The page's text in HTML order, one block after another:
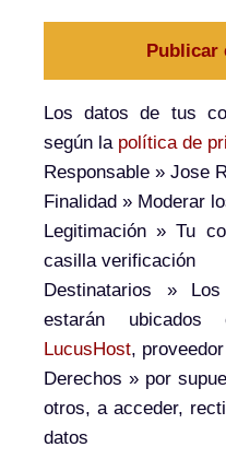
Los datos de tus
según la política de
Responsable » Jose
Finalidad » Moderar
Legitimación » Tu
casilla verificación
Destinatarios » Los
estarán
LucusHost,
Derechos » por
otros, a acceder,
datos